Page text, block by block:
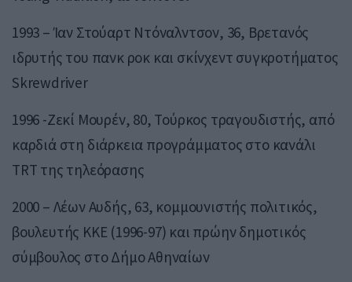
1993 – Ίαν Στούαρτ Ντόναλντσον, 36, Βρετανός
ιδρυτής του πανκ ροκ και σκίνχεντ συγκροτήματος
Skrewdriver
1996 -Ζεκί Μουρέν, 80, Τούρκος τραγουδιστής, από
καρδιά στη διάρκεια προγράμματος στο κανάλι
TRT της τηλεόρασης
2000 – Λέων Αυδής, 63, κομμουνιστής πολιτικός,
βουλευτής ΚΚΕ (1996-97) και πρώην δημοτικός
σύμβουλος στο Δήμο Αθηναίων